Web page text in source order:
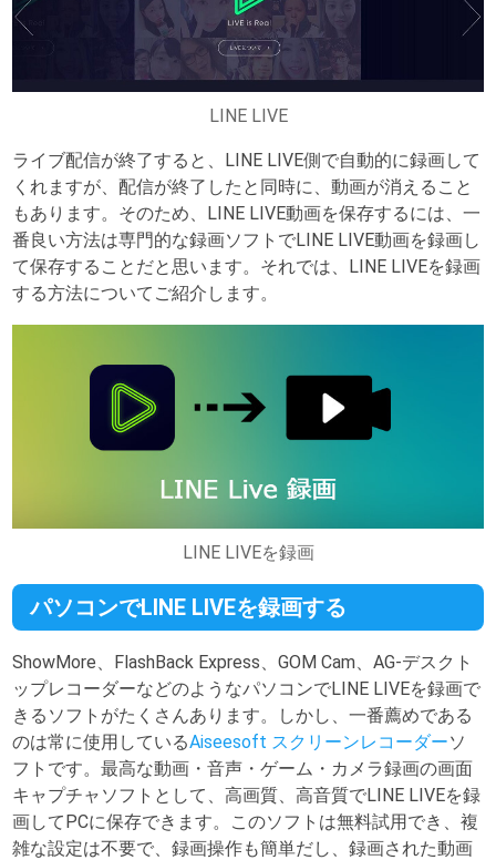
LINE LIVE
ライブ配信が終了すると、LINE LIVE側で自動的に録画して
くれますが、配信が終了したと同時に、動画が消えること
もあります。そのため、LINE LIVE動画を保存するには、一
番良い方法は専門的な録画ソフトでLINE LIVE動画を録画し
て保存することだと思います。それでは、LINE LIVEを録画
する方法についてご紹介します。
LINE LIVEを録画
パソコンでLINE LIVEを録画する
ShowMore、FlashBack Express、GOM Cam、AG-デスクト
ップレコーダーなどのようなパソコンでLINE LIVEを録画で
きるソフトがたくさんあります。しかし、一番薦めである
のは常に使用しているAiseesoft スクリーンレコーダーソ
フトです。最高な動画・音声・ゲーム・カメラ録画の画面
キャプチャソフトとして、高画質、高音質でLINE LIVEを録
画してPCに保存できます。このソフトは無料試用でき、複
雑な設定は不要で、録画操作も簡単だし、録画された動画